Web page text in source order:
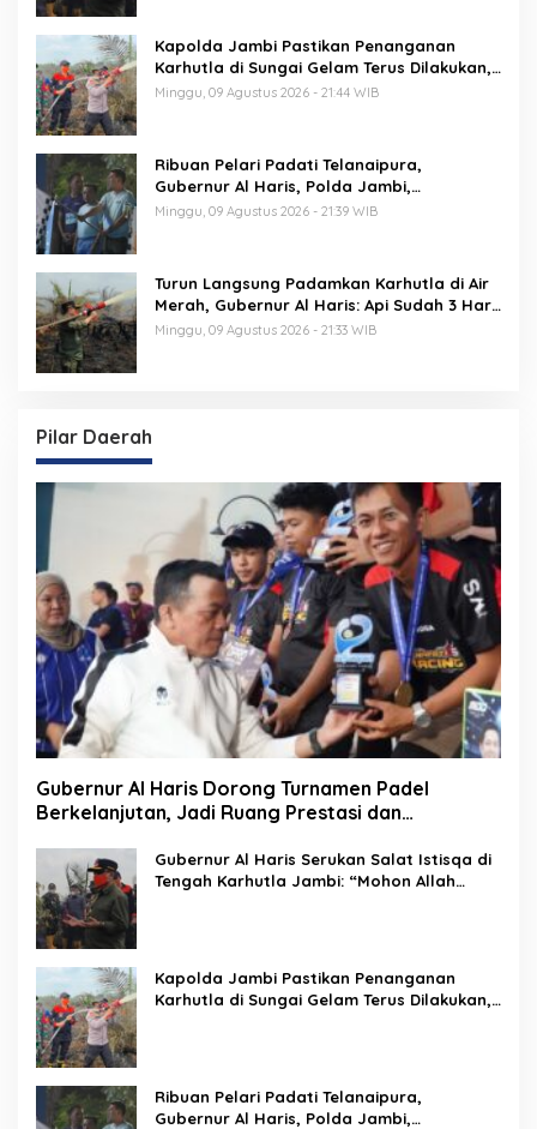
Kapolda Jambi Pastikan Penanganan
Karhutla di Sungai Gelam Terus Dilakukan,
Sinergi TNI-Polri dan BPBD Diperkuat
Minggu, 09 Agustus 2026 - 21:44 WIB
Ribuan Pelari Padati Telanaipura,
Gubernur Al Haris, Polda Jambi,
Bupati/Wali Kota Lepas Flag Off PMR 2026
Minggu, 09 Agustus 2026 - 21:39 WIB
Turun Langsung Padamkan Karhutla di Air
Merah, Gubernur Al Haris: Api Sudah 3 Hari,
Gambut Sulit Dipadamkan
Minggu, 09 Agustus 2026 - 21:33 WIB
Pilar Daerah
Gubernur Al Haris Dorong Turnamen Padel
Berkelanjutan, Jadi Ruang Prestasi dan
Gubernur Al Haris Serukan Salat Istisqa di
Tengah Karhutla Jambi: “Mohon Allah
Kapolda Jambi Pastikan Penanganan
Karhutla di Sungai Gelam Terus Dilakukan,
Ribuan Pelari Padati Telanaipura,
Gubernur Al Haris, Polda Jambi,